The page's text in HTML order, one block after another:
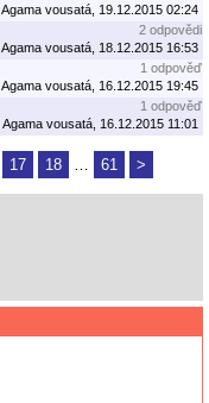
Agama vousatá, 19.12.2015 02:24
2 odpovědi
Agama vousatá, 18.12.2015 16:53
1 odpověď
Agama vousatá, 16.12.2015 19:45
1 odpověď
Agama vousatá, 16.12.2015 11:01
17 18 61 >